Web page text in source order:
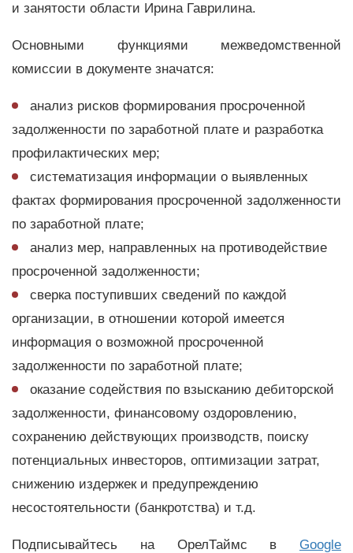
и занятости области Ирина Гаврилина.
Основными функциями межведомственной
комиссии в документе значатся:
анализ рисков формирования просроченной
задолженности по заработной плате и разработка
профилактических мер;
систематизация информации о выявленных
фактах формирования просроченной задолженности
по заработной плате;
анализ мер, направленных на противодействие
просроченной задолженности;
сверка поступивших сведений по каждой
организации, в отношении которой имеется
информация о возможной просроченной
задолженности по заработной плате;
оказание содействия по взысканию дебиторской
задолженности, финансовому оздоровлению,
сохранению действующих производств, поиску
потенциальных инвесторов, оптимизации затрат,
снижению издержек и предупреждению
несостоятельности (банкротства) и т.д.
Подписывайтесь на ОрелТаймс в Google